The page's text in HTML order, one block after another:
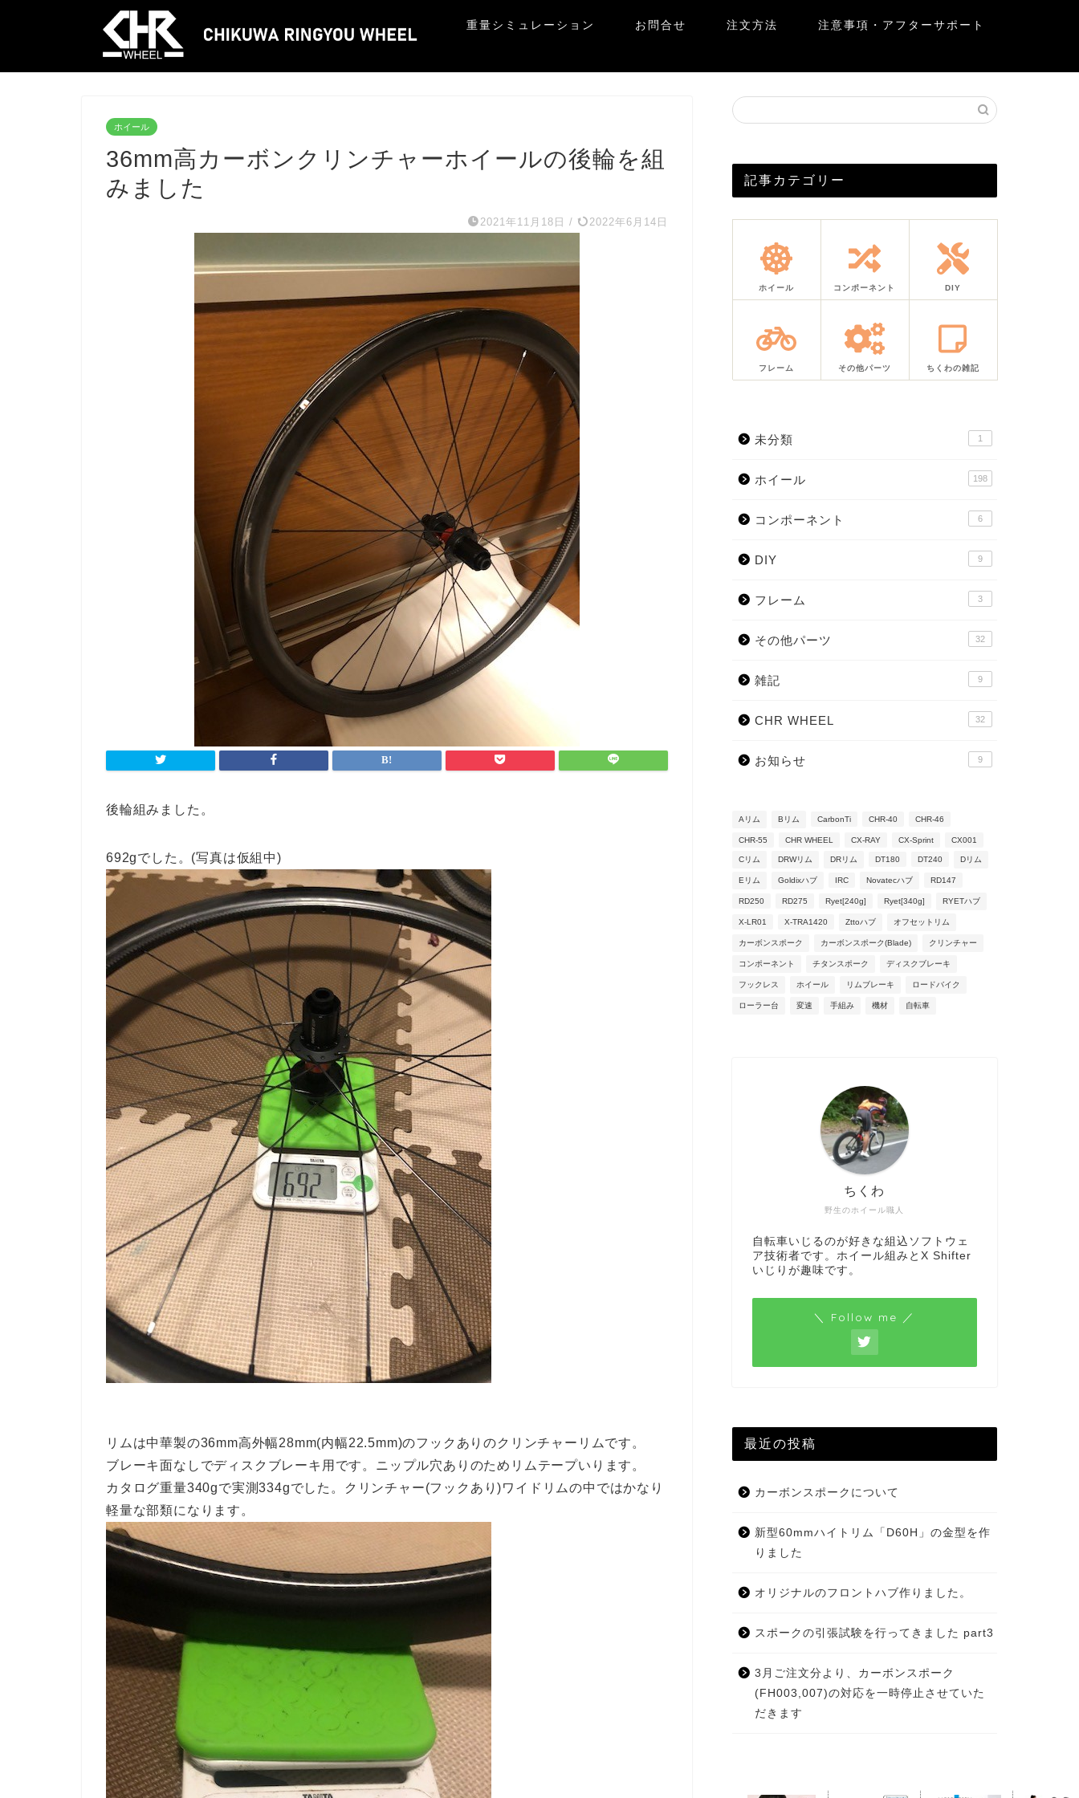
重量シミュレーション お問合せ 注文方法 注意事項・アフターサポート
ホイール
36mm高カーボンクリンチャーホイールの後輪を組
みました
2021年11月18日 / 2022年6月14日
後輪組みました。
692gでした。(写真は仮組中)
リムは中華製の36mm高外幅28mm(内幅22.5mm)のフックありのクリンチャーリムです。
ブレーキ面なしでディスクブレーキ用です。ニップル穴ありのためリムテープいります。
カタログ重量340gで実測334gでした。クリンチャー(フックあり)ワイドリムの中ではかなり
軽量な部類になります。
記事カテゴリー
ホイール コンポーネント DIY
フレーム その他パーツ ちくわの雑記
未分類 1
ホイール 198
コンポーネント 6
DIY 9
フレーム 3
その他パーツ 32
雑記 9
CHR WHEEL 32
お知らせ 9
Aリム Bリム CarbonTi CHR-40 CHR-46
CHR-55 CHR WHEEL CX-RAY CX-Sprint CX001
Cリム DRWリム DRリム DT180 DT240 Dリム
Eリム Goldixハブ IRC Novatecハブ RD147
RD250 RD275 Ryet[240g] Ryet[340g] RYETハブ
X-LR01 X-TRA1420 Zttoハブ オフセットリム
カーボンスポーク カーボンスポーク(Blade) クリンチャー
コンポーネント チタンスポーク ディスクブレーキ
フックレス ホイール リムブレーキ ロードバイク
ローラー台 変速 手組み 機材 自転車
野生のホイール職人
ちくわ
自転車いじるのが好きな組込ソフトウェ
ア技術者です。ホイール組みとX Shifter
いじりが趣味です。
＼ Follow me ／
最近の投稿
カーボンスポークについて
新型60mmハイトリム「D60H」の金型を作
りました
オリジナルのフロントハブ作りました。
スポークの引張試験を行ってきました part3
3月ご注文分より、カーボンスポーク
(FH003,007)の対応を一時停止させていた
だきます